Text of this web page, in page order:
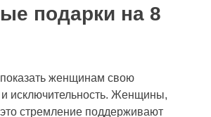
подарки на 8
женщинам свою
и исключительность. Женщины,
стремление поддерживают